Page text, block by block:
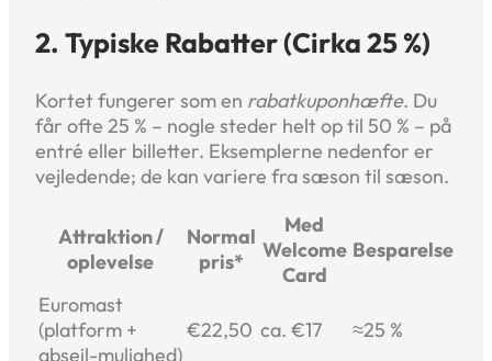
2. Typiske Rabatter (cirka 25 %)
Kortet fungerer som en rabatkuponhæfte. Du
får ofte 25 % – nogle steder helt op til 50 % – på
entré eller billetter. Eksemplerne nedenfor er
vejledende; de kan variere fra sæson til sæson.
Attraktion /
oplevelse
Normal
pris*
Med
Welcome
Card
Besparelse
Euromast
(platform +
abseil-mulighed)
€22,50 ca. €17 ≈25 %